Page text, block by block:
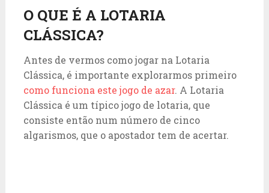
O QUE É A LOTARIA
CLÁSSICA?
Antes de vermos como jogar na Lotaria
Clássica, é importante explorarmos primeiro
como funciona este jogo de azar. A Lotaria
Clássica é um típico jogo de lotaria, que
consiste então num número de cinco
algarismos, que o apostador tem de acertar.